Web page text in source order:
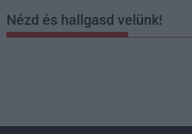
Nézd és hallgasd velünk!